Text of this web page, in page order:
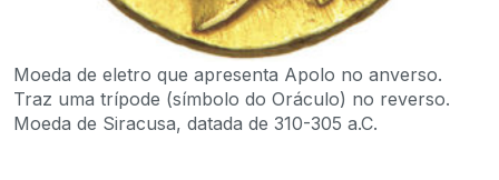
Moeda de eletro que apresenta Apolo no anverso.
Traz uma trípode (símbolo do Oráculo) no reverso.
Moeda de Siracusa, datada de 310-305 a.C.